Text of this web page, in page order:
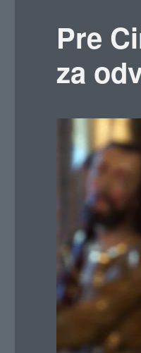
Pre
za